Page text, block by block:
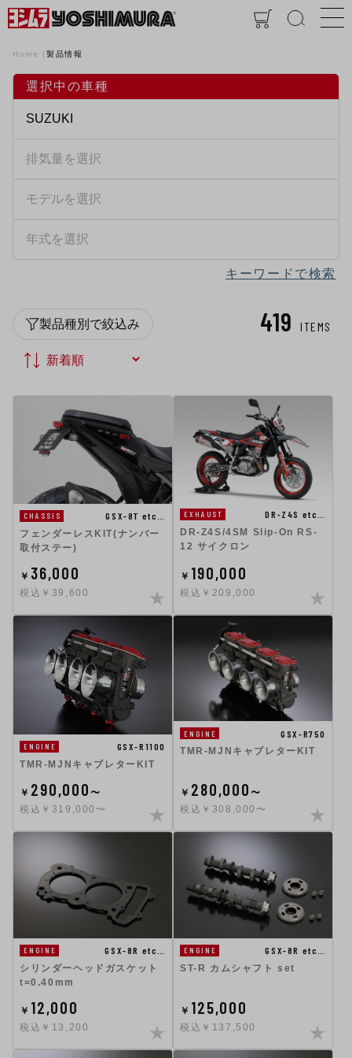
Home 製品情報
選択中の車種
キーワードで検索
419 ITEMS
製品種別で絞込み
CHASSIS
GSX-8T etc…
フェンダーレスKIT(ナンバー
取付ステー)
￥ 36,000
税込￥39,600
EXHAUST
DR-Z4S etc…
DR-Z4S/4SM Slip-On RS-
12 サイクロン
￥ 190,000
税込￥209,000
ENGINE
GSX-R1100
TMR-MJNキャブレターKIT
￥ 290,000〜
税込￥319,000〜
ENGINE
GSX-R750
TMR-MJNキャブレターKIT
￥ 280,000〜
税込￥308,000〜
ENGINE
GSX-8R etc…
シリンダーヘッドガスケット
t=0.40mm
￥ 12,000
税込￥13,200
ENGINE
GSX-8R etc…
ST-R カムシャフト set
￥ 125,000
税込￥137,500